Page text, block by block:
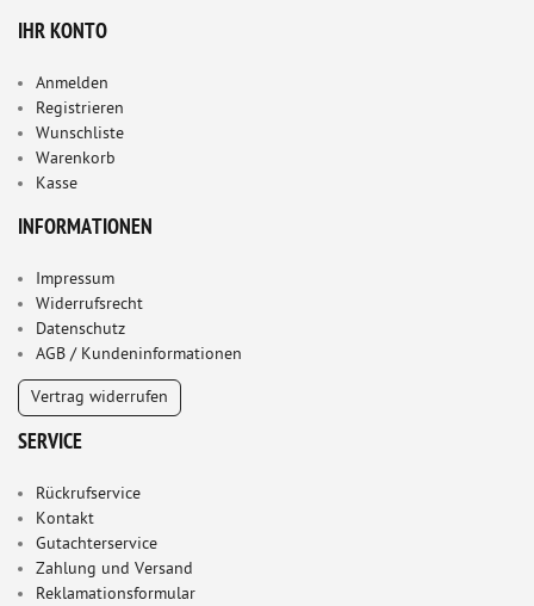
IHR KONTO
Anmelden
Registrieren
Wunschliste
Warenkorb
Kasse
INFORMATIONEN
Impressum
Widerrufsrecht
Datenschutz
AGB / Kundeninformationen
Vertrag widerrufen
SERVICE
Rückrufservice
Kontakt
Gutachterservice
Zahlung und Versand
Reklamationsformular